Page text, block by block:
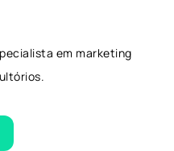
em marketing